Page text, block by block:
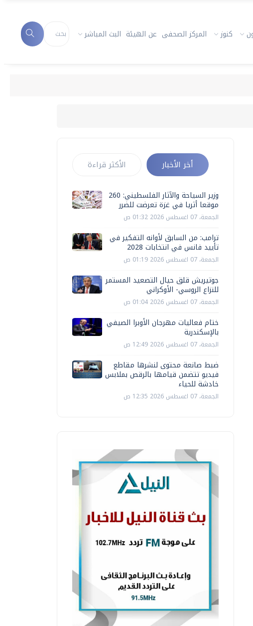
كنوز المركز الصحفى عن الهيئة البث المباشر
أخر الأخبار الأكثر قراءة
وزير السياحة والآثار الفلسطيني: 260
موقعا أثريا في غزة تعرضت للضرر
الجمعة، 07 اغسطس 2026 01:32 ص
ترامب: من السابق لأوانه التفكير في
تأييد فانس في انتخابات 2028
الجمعة، 07 اغسطس 2026 01:19 ص
جوتيريش قلق حيال التصعيد المستمر
للنزاع الروسي- الأوكراني
الجمعة، 07 اغسطس 2026 01:04 ص
ختام فعاليات مهرجان الأوبرا الصيفي
بالإسكندرية
الجمعة، 07 اغسطس 2026 12:49 ص
ضبط صانعة محتوى لنشرها مقاطع
فيديو تتضمن قيامها بالرقص بملابس
خادشة للحياء
الجمعة، 07 اغسطس 2026 12:35 ص